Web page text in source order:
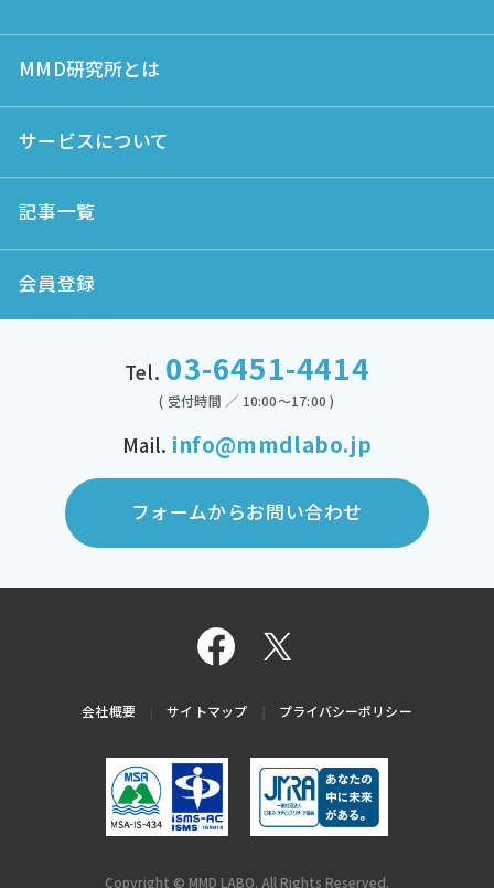
MMD研究所とは
サービスについて
記事一覧
会員登録
Tel. 03-6451-4414
( 受付時間 ／ 10:00～17:00 )
Mail. info@mmdlabo.jp
フォームからお問い合わせ
会社概要 サイトマップ プライバシーポリシー
Copyright © MMD LABO. All Rights Reserved.